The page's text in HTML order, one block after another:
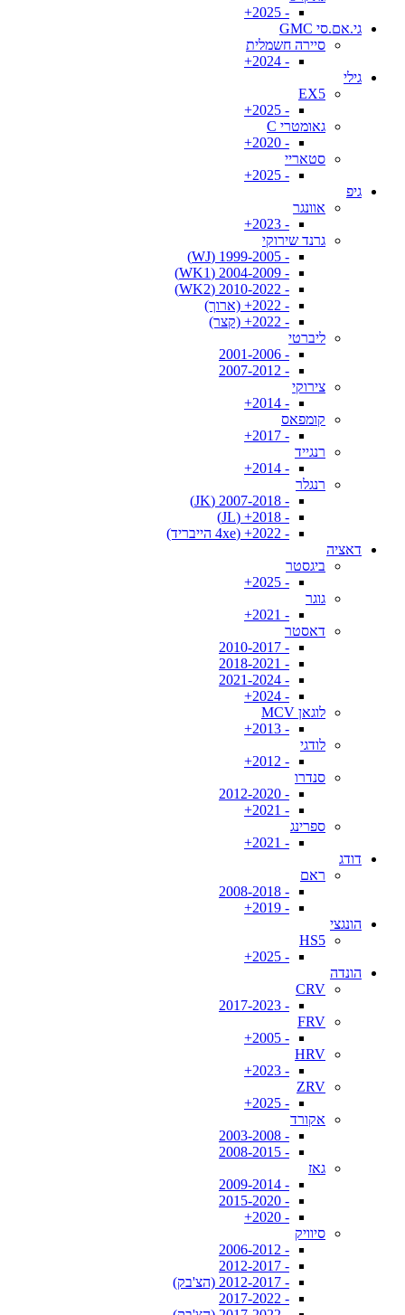
- 2025+
גי.אם.סי GMC
סיירה חשמלית
- 2024+
גילי
EX5
- 2025+
גאומטרי C
- 2020+
סטאריי
- 2025+
גיפ
אוונגר
- 2023+
גרנד שירוקי
- 1999-2005 (WJ)
- 2004-2009 (WK1)
- 2010-2022 (WK2)
- 2022+ (ארוך)
- 2022+ (קצר)
ליברטי
- 2001-2006
- 2007-2012
צירוקי
- 2014+
קומפאס
- 2017+
רנגייד
- 2014+
רנגלר
- 2007-2018 (JK)
- 2018+ (JL)
- 2022+ (4xe הייבריד)
דאציה
ביגסטר
- 2025+
גוגר
- 2021+
דאסטר
- 2010-2017
- 2018-2021
- 2021-2024
- 2024+
לוגאן MCV
- 2013+
לודגי
- 2012+
סנדרו
- 2012-2020
- 2021+
ספרינג
- 2021+
דודג
ראם
- 2008-2018
- 2019+
הונגצי
HS5
- 2025+
הונדה
CRV
- 2017-2023
FRV
- 2005+
HRV
- 2023+
ZRV
- 2025+
אקורד
- 2003-2008
- 2008-2015
גאז
- 2009-2014
- 2015-2020
- 2020+
סיוויק
- 2006-2012
- 2012-2017
- 2012-2017 (הצ'בק)
- 2017-2022